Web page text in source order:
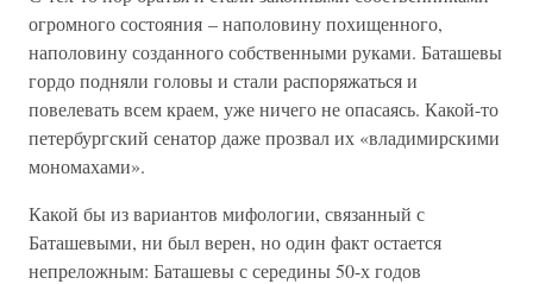
огромного состояния – наполовину похищенного,
наполовину созданного собственными руками. Баташевы
гордо подняли головы и стали распоряжаться и
повелевать всем краем, уже ничего не опасаясь. Какой-то
петербургский сенатор даже прозвал их «владимирскими
мономахами».
Какой бы из вариантов мифологии, связанный с
Баташевыми, ни был верен, но один факт остается
непреложным: Баташевы с середины 50-х годов